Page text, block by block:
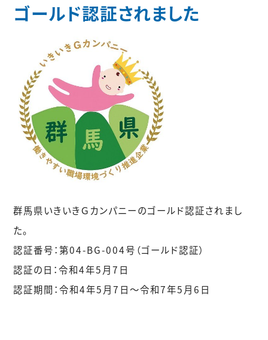
ゴールド認証されました
群馬県いきいきＧカンパニーのゴールド認証されまし
た。
認証番号：第04-BG-004号（ゴールド認証）
認証の日：令和4年5月7日
認証期間：令和4年5月7日～令和7年5月6日